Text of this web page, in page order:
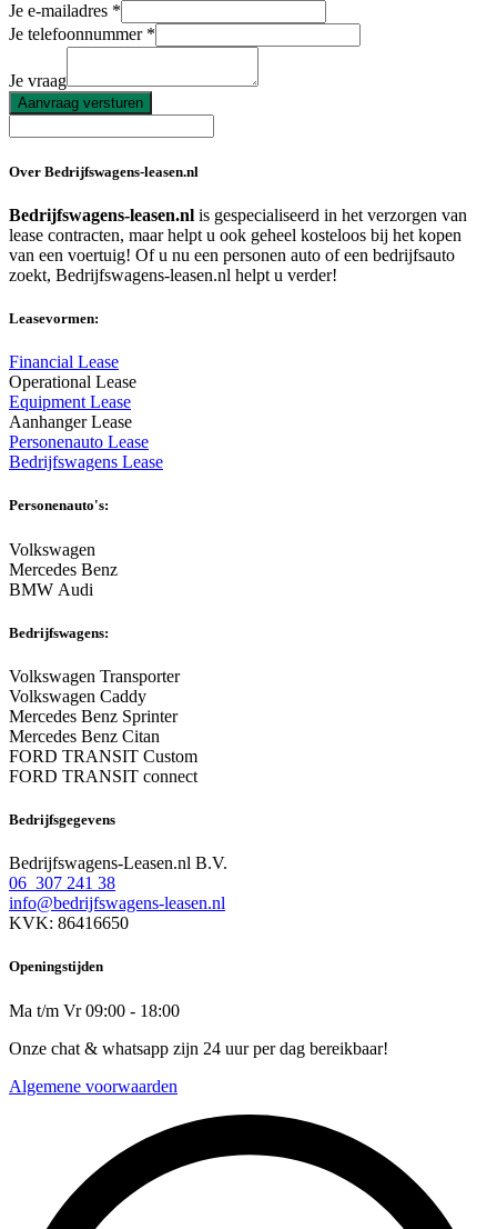
Je e-mailadres
Je telefoonnummer
Je vraag
Aanvraag versturen
Over Bedrijfswagens-leasen.nl
Bedrijfswagens-leasen.nl is gespecialiseerd in het verzorgen van
lease contracten, maar helpt u ook geheel kosteloos bij het kopen
van een voertuig! Of u nu een personen auto of een bedrijfsauto
zoekt, Bedrijfswagens-leasen.nl helpt u verder!
Leasevormen:
Financial Lease
Operational Lease
Equipment Lease
Aanhanger Lease
Personenauto Lease
Bedrijfswagens Lease
Personenauto's:
Volkswagen
Mercedes Benz
BMW Audi
Bedrijfswagens:
Volkswagen Transporter
Volkswagen Caddy
Mercedes Benz Sprinter
Mercedes Benz Citan
FORD TRANSIT Custom
FORD TRANSIT connect
Bedrijfsgegevens
Bedrijfswagens-Leasen.nl B.V.
06 307 241 38
info@bedrijfswagens-leasen.nl
KVK: 86416650
Openingstijden
Ma t/m Vr 09:00 - 18:00
Onze chat & whatsapp zijn 24 uur per dag bereikbaar!
Algemene voorwaarden